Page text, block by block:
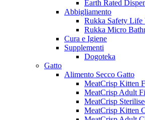
Earth Rated
Abbigliamento
Rukka Safety Life
Rukka Micro
Cura e Igiene
Supplementi
Dogoteka
Gatto
Alimento Secco Gatto
MeatCrisp Kitten
MeatCrisp Adult
MeatCrisp
MeatCrisp Kitten